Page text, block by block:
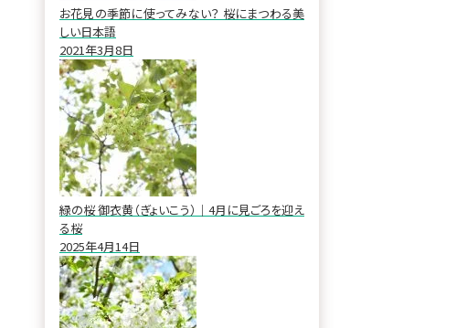
お花見の季節に使ってみない？ 桜にまつわる美
しい日本語
2021年3月8日
緑の桜 御衣黄（ぎょいこう）｜4月に見ごろを迎え
る桜
2025年4月14日